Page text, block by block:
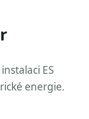
ES
energie.